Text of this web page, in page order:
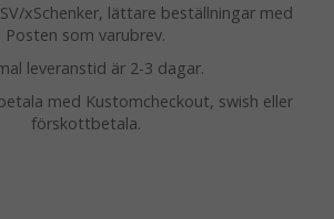
xSchenker, lättare beställningar med
Posten som varubrev.
leveranstid är 2-3 dagar.
med Kustomcheckout, swish eller
förskottbetala.